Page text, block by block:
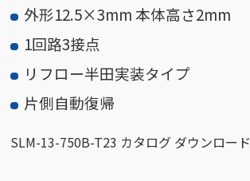
外形12.5×3mm 本体高さ2mm
1回路3接点
リフロー半田実装タイプ
片側自動復帰
SLM-13-750B-T23 カタログ ダウンロード